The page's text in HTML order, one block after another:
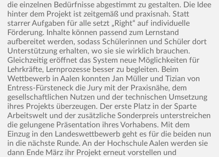
die einzelnen Bedürfnisse abgestimmt zu gestalten. Die Idee
hinter dem Projekt ist zeitgemäß und praxisnah. Statt
starrer Aufgaben für alle setzt „Right“ auf individuelle
Förderung. Inhalte können passend zum Lernstand
aufbereitet werden, sodass Schülerinnen und Schüler dort
Unterstützung erhalten, wo sie sie wirklich brauchen.
Gleichzeitig eröffnet das System neue Möglichkeiten für
Lehrkräfte, Lernprozesse besser zu begleiten. Beim
Wettbewerb in Aalen konnten Jan Müller und Tizian von
Entress-Fürsteneck die Jury mit der Praxisnähe, dem
gesellschaftlichen Nutzen und der technischen Umsetzung
ihres Projekts überzeugen. Der erste Platz in der Sparte
Arbeitswelt und der zusätzliche Sonderpreis unterstreichen
die gelungene Präsentation ihres Vorhabens. Mit dem
Einzug in den Landeswettbewerb geht es für die beiden nun
in die nächste Runde. An der Hochschule Aalen werden sie
dann Ende März ihr Projekt erneut vorstellen und